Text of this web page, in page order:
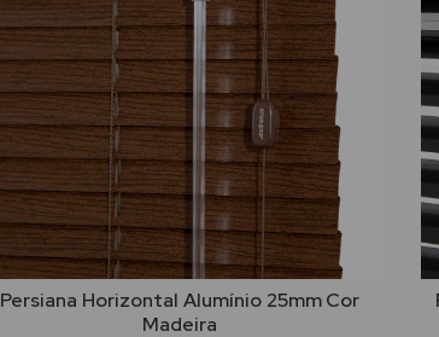
Persiana Horizontal Alumínio 25mm Cor
Madeira